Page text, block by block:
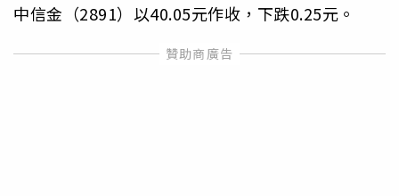
中信金（2891）以40.05元作收，下跌0.25元。